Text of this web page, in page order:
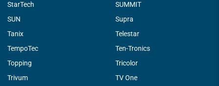
StarTech
SUMMIT
SUN
Supra
Tanix
Telestar
TempoTec
Ten-Tronics
Topping
Tricolor
Trivum
TV One